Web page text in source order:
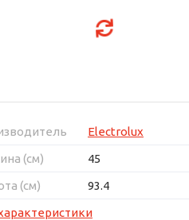
Electrolux
(см)
45
(см)
93.4